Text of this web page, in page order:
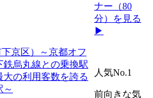
ナー（80
分）を見る
▶
人気No.1
前向きな気